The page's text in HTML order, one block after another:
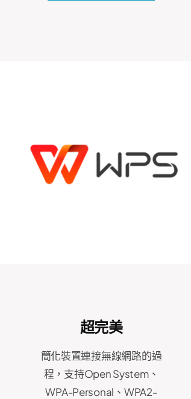
超完美
簡化裝置連接無線網路的過
程，支持Open System、
WPA-Personal、WPA2-